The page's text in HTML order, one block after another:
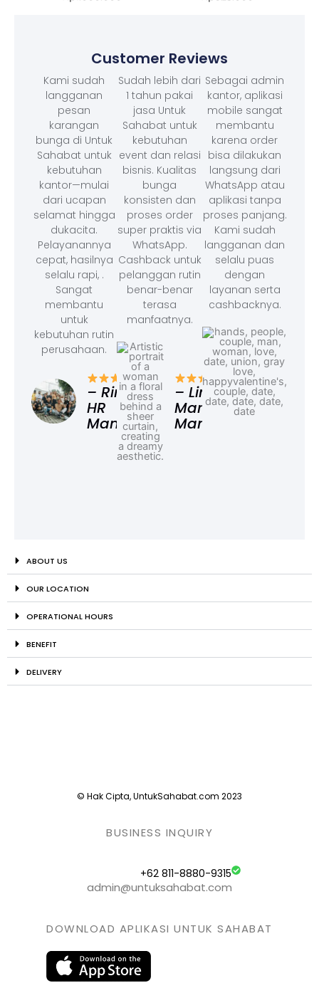
Customer Reviews
Kami sudah
langganan
pesan
karangan
bunga di Untuk
Sahabat untuk
kebutuhan
kantor—mulai
dari ucapan
selamat hingga
dukacita.
Pelayanannya
cepat, hasilnya
selalu rapi, .
Sangat
membantu
untuk
kebutuhan rutin
perusahaan.
– Rina,
HR
Manager
Sudah lebih dari
1 tahun pakai
jasa Untuk
Sahabat untuk
kebutuhan
event dan relasi
bisnis. Kualitas
bunga
konsisten dan
proses order
super praktis via
WhatsApp.
Cashback untuk
pelanggan rutin
benar-benar
terasa
manfaatnya.
– Linda,
Marketing
Manager
Sebagai admin
kantor, aplikasi
mobile sangat
membantu
karena order
bisa dilakukan
langsung dari
WhatsApp atau
aplikasi tanpa
proses panjang.
Kami sudah
langganan dan
selalu puas
dengan
layanan serta
cashbacknya.
ABOUT US
OUR LOCATION
OPERATIONAL HOURS
BENEFIT
DELIVERY
© Hak Cipta, UntukSahabat.com 2023
BUSINESS INQUIRY
+62 811-8880-9315
admin@untuksahabat.com
DOWNLOAD APLIKASI UNTUK SAHABAT